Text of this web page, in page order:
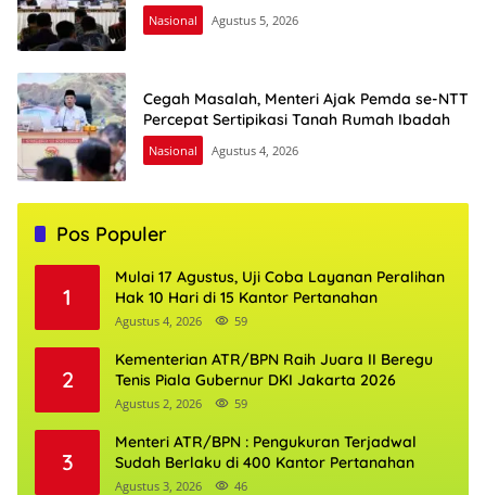
Nasional Agustus 5, 2026
Cegah Masalah, Menteri Ajak Pemda se-NTT
Percepat Sertipikasi Tanah Rumah Ibadah
Nasional Agustus 4, 2026
Pos Populer
1
Mulai 17 Agustus, Uji Coba Layanan Peralihan
Hak 10 Hari di 15 Kantor Pertanahan
Agustus 4, 2026 59
2
Kementerian ATR/BPN Raih Juara II Beregu
Tenis Piala Gubernur DKI Jakarta 2026
Agustus 2, 2026 59
3
Menteri ATR/BPN : Pengukuran Terjadwal
Sudah Berlaku di 400 Kantor Pertanahan
Agustus 3, 2026 46